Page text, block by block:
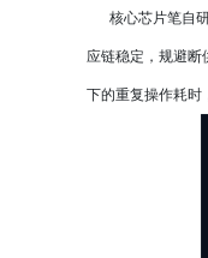
核心芯片笔自研
应链稳定，规避断
下的重复操作耗时